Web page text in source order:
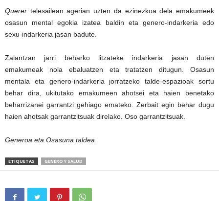
Querer telesailean agerian uzten da ezinezkoa dela emakumeek
osasun mental egokia izatea baldin eta genero-indarkeria edo
sexu-indarkeria jasan badute.
Zalantzan jarri beharko litzateke indarkeria jasan duten
emakumeak nola ebaluatzen eta tratatzen ditugun. Osasun
mentala eta genero-indarkeria jorratzeko talde-espazioak sortu
behar dira, ukitutako emakumeen ahotsei eta haien benetako
beharrizanei garrantzi gehiago emateko. Zerbait egin behar dugu
haien ahotsak garrantzitsuak direlako. Oso garrantzitsuak.
Generoa eta Osasuna taldea
ETIQUETAS GENERO Y SALUD